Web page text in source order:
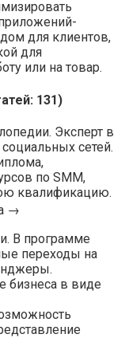
для клиентов,
для
или на товар.
131)
Эксперт в
сетей.
по SMM,
квалификацию.
→
В программе
переходы на
бизнеса в виде